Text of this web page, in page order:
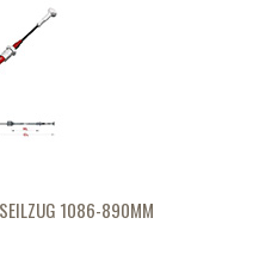
1086-890MM